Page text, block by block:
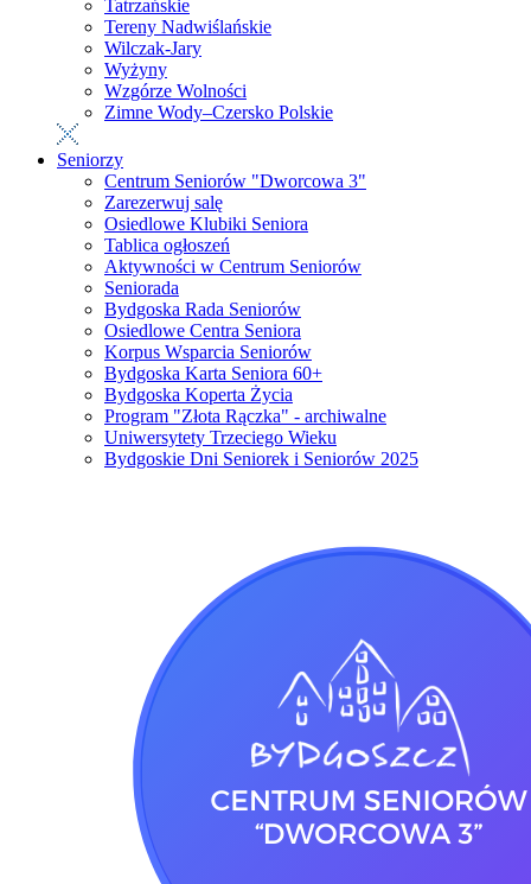
Tatrzańskie
Tereny Nadwiślańskie
Wilczak-Jary
Wyżyny
Wzgórze Wolności
Zimne Wody–Czersko Polskie
Seniorzy
Centrum Seniorów "Dworcowa 3"
Zarezerwuj salę
Osiedlowe Klubiki Seniora
Tablica ogłoszeń
Aktywności w Centrum Seniorów
Seniorada
Bydgoska Rada Seniorów
Osiedlowe Centra Seniora
Korpus Wsparcia Seniorów
Bydgoska Karta Seniora 60+
Bydgoska Koperta Życia
Program "Złota Rączka" - archiwalne
Uniwersytety Trzeciego Wieku
Bydgoskie Dni Seniorek i Seniorów 2025